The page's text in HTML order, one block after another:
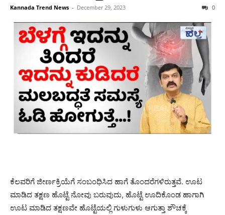
Kannada Trend News - December 29, 2023 0
ಕೆಲವರಿಗೆ ಜೀರ್ಣಕ್ರಿಯೆಗೆ ಸಂಬಂಧಿಸಿದ ಹಾಗೆ ತೊಂದರೆಗಳಿರುತ್ತವೆ. ಊಟ
ಮಾಡಿದ ತಕ್ಷಣ ಹೊಟ್ಟೆ ನೋವು ಬರುವುದು, ಹೊಟ್ಟೆ ಊದಿಕೊಂಡ ಹಾಗಾಗಿ
ಊಟ ಮಾಡಿದ ತಕ್ಷಣವೇ ಹೊಟ್ಟೆಯಲ್ಲಿ ಗುಳುಗುಳು ಆಗುತ್ತಾ ಶೌಚಕ್ಕೆ